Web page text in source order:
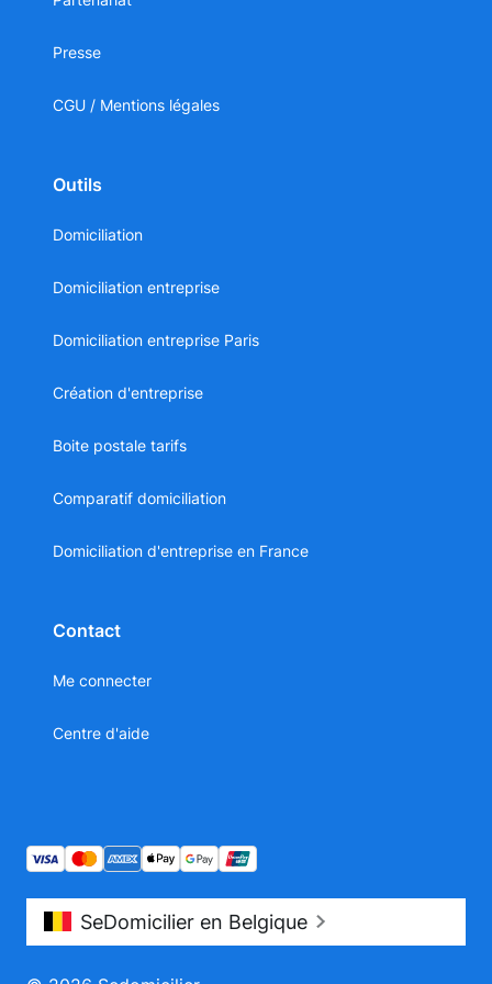
Presse
CGU / Mentions légales
Outils
Domiciliation
Domiciliation entreprise
Domiciliation entreprise Paris
Création d'entreprise
Boite postale tarifs
Comparatif domiciliation
Domiciliation d'entreprise en France
Contact
Me connecter
Centre d'aide
SeDomicilier en Belgique